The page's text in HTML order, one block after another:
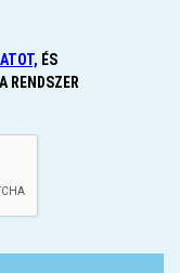
ÉS
RENDSZER